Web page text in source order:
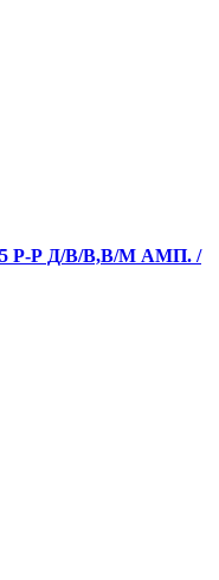
Р Д/В/В,В/М АМП. /